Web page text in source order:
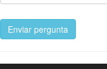
Enviar pergunta